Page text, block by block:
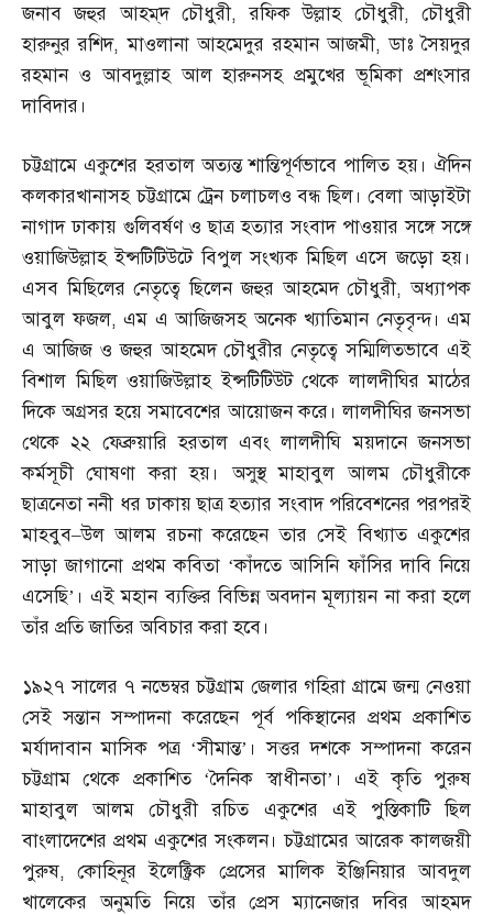
জনাব জহুর আহম্‌দ চৌধুরী,রফিক উল্লাহ চৌধুরী,চৌধুরী
হারুনুর রশিদ,মাওলানা আহমেদুর রহমান আজমী,ডাঃ সৈয়দুর
রহমান ও আবদুল্লাহ আল হারুনসহ প্রমুখের ভূমিকা প্রশংসার
দাবিদার।
চট্টগ্রামে একুশের হরতাল অত্যন্ত শান্তিপূর্ণভাবে পালিত হয়। ঐদিন
কলকারখানাসহ চট্টগ্রামে ট্রেন চলাচলও বন্ধ ছিল। বেলা আড়াইটা
নাগাদ ঢাকায় গুলিবর্ষণ ও ছাত্র হত্যার সংবাদ পাওয়ার সঙ্গে সঙ্গে
ওয়াজিউল্লাহ ইন্সটিটিউটে বিপুল সংখ্যক মিছিল এসে জড়ো হয়।
এসব মিছিলের নেতৃত্বে ছিলেন জহুর আহমেদ চৌধুরী,অধ্যাপক
আবুল ফজল, এম এ আজিজসহ অনেক খ্যাতিমান নেতৃবৃন্দ। এম
এ আজিজ ও জহুর আহমেদ চৌধুরীর নেতৃত্বে সম্মিলিতভাবে এই
বিশাল মিছিল ওয়াজিউল্লাহ ইন্সটিটিউট থেকে লালদীঘির মাঠের
দিকে অগ্রসর হয়ে সমাবেশের আয়োজন করে। লালদীঘির জনসভা
থেকে ২২ ফেব্রুয়ারি হরতাল এবং লালদীঘি ময়দানে জনসভা
কর্মসূচী ঘোষণা করা হয়। অসুস্থ মাহাবুল আলম চৌধুরীকে
ছাত্রনেতা ননী ধর ঢাকায় ছাত্র হত্যার সংবাদ পরিবেশনের পরপরই
মাহবুব–উল আলম রচনা করেছেন তার সেই বিখ্যাত একুশের
সাড়া জাগানো প্রথম কবিতা ‘কাঁদতে আসিনি ফাঁসির দাবি নিয়ে
এসেছি’। এই মহান ব্যক্তির বিভিন্ন অবদান মূল্যায়ন না করা হলে
তাঁর প্রতি জাতির অবিচার করা হবে।
১৯২৭ সালের ৭ নভেম্বর চট্টগ্রাম জেলার গহিরা গ্রামে জন্ম নেওয়া
সেই সন্তান সম্পাদনা করেছেন পূর্ব পকিস্থানের প্রথম প্রকাশিত
মর্যাদাবান মাসিক পত্র ‘সীমান্ত’। সত্তর দশকে সম্পাদনা করেন
চট্টগ্রাম থেকে প্রকাশিত ‘দৈনিক স্বাধীনতা’। এই কৃতি পুরুষ
মাহাবুল আলম চৌধুরী রচিত একুশের এই পুস্তিকাটি ছিল
বাংলাদেশের প্রথম একুশের সংকলন। চট্টগ্রামের আরেক কালজয়ী
পুরুষ,কোহিনূর ইলেক্ট্রিক প্রেসের মালিক ইঞ্জিনিয়ার আবদুল
খালেকের অনুমতি নিয়ে তাঁর প্রেস ম্যানেজার দবির আহমদ